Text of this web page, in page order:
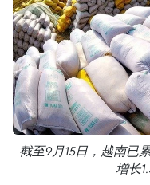
截至9月15日，越南已
增长